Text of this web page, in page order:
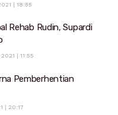
| 18:55
Rehab Rudin, Supardi
| 11:55
Pemberhentian
| 20:17